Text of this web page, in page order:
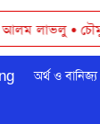
লাভলু•
অর্থ ও বানিজ্য